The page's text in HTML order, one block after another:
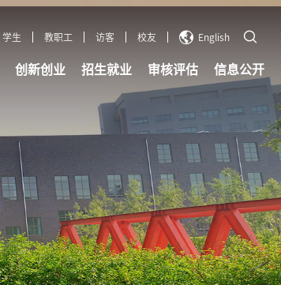
学生 教职工 访客 校友 English
创新创业 招生就业 审核评估 信息公开